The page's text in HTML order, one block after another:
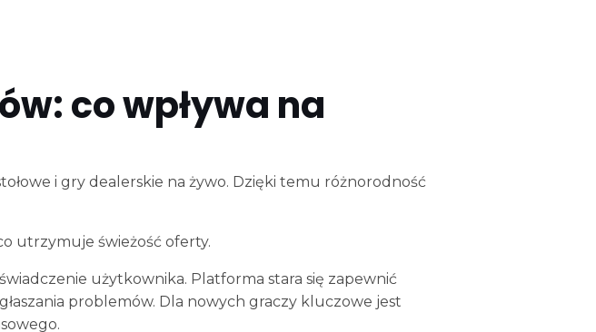
co wpływa na
i gry dealerskie na żywo. Dzięki temu różnorodność
utrzymuje świeżość oferty.
użytkownika. Platforma stara się zapewnić
problemów. Dla nowych graczy kluczowe jest